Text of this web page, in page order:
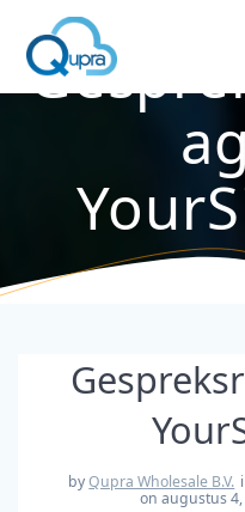
byQupra Wholesale B.V.
on augustus 4,